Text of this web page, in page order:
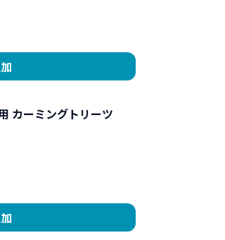
カーミングトリーツ